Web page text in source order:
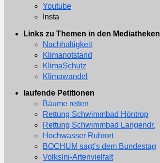
Youtube
Insta
Links zu Themen in den Mediatheken
Nachhaltigkeit
Klimanotstand
KlimaSchutz
Klimawandel
laufende Petitionen
Bäume retten
Rettung Schwimmbad Höntrop
Rettung Schwimmbad Langendr.
Hochwasser Ruhrort
BOCHUM sagt’s dem Bundestag
VolksIni-Artenvielfalt